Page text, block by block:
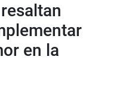
en la